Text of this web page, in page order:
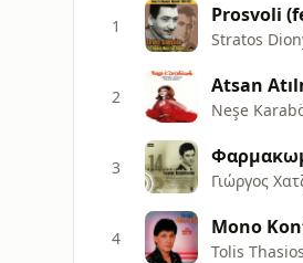
1 Prosvoli
Stratos
2 Atsan
Neşe
3
Γιώργος
4 Mono
Tolis Thasios